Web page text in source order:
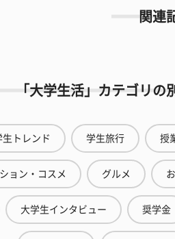
関連
「大学生活」カテゴリの
生トレンド 学生旅行 授
ョン・コスメ グルメ
大学生インタビュー 奨学金